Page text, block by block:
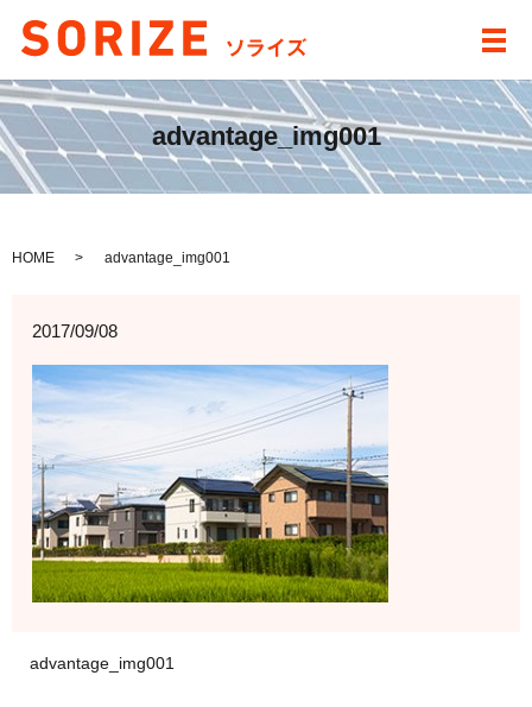
メ
advantage_img001
HOME advantage_img001
2017/09/08
advantage_img001